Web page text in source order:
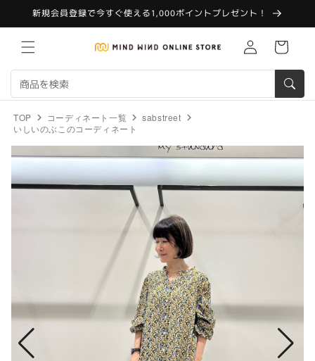
ンツに
進む
新規会員登録で今すぐ使える1,000ポイントプレゼント！
Translation
missing:
カ
ー
TOP コーディネート一覧
sabstreet
いしいのぶこのコーディネート